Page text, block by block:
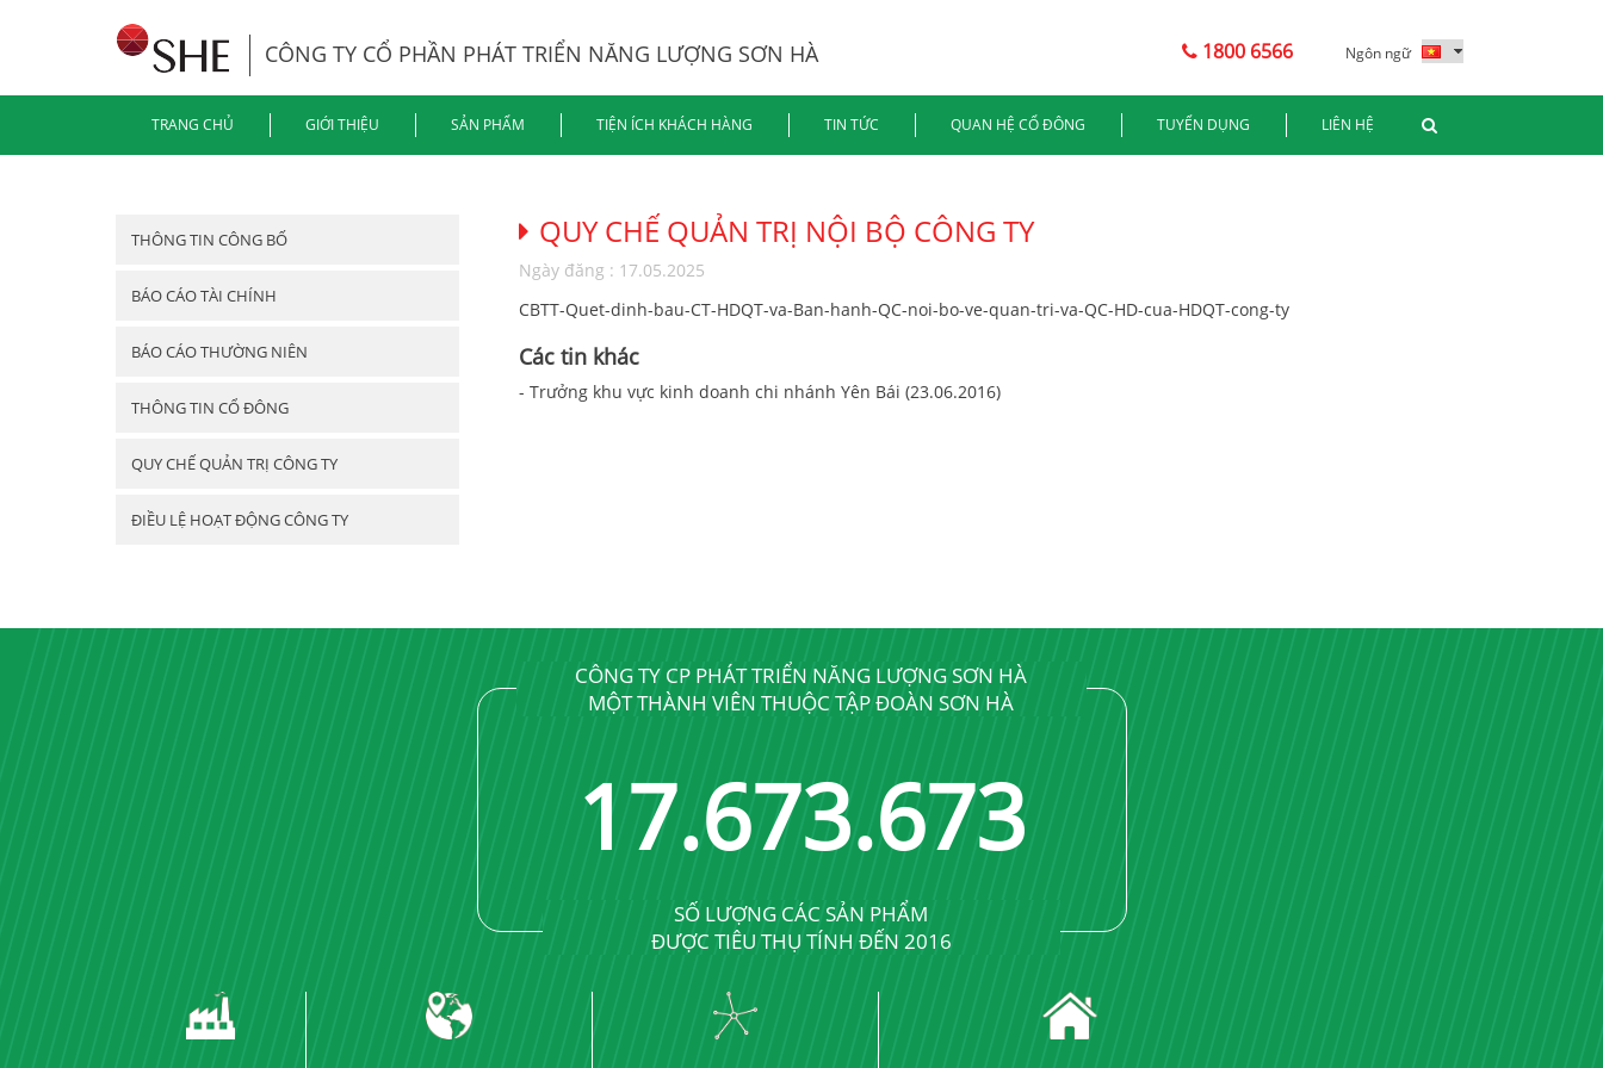
CÔNG TY CỔ PHẦN PHÁT TRIỂN NĂNG LƯỢNG SƠN HÀ 1800 6566 Ngôn ngữ
TRANG CHỦ GIỚI THIỆU SẢN PHẨM TIỆN ÍCH KHÁCH HÀNG TIN TỨC QUAN HỆ CỔ ĐÔNG TUYỂN DỤNG LIÊN HỆ
THÔNG TIN CÔNG BỐ
BÁO CÁO TÀI CHÍNH
BÁO CÁO THƯỜNG NIÊN
THÔNG TIN CỔ ĐÔNG
QUY CHẾ QUẢN TRỊ CÔNG TY
ĐIỀU LỆ HOẠT ĐỘNG CÔNG TY
QUY CHẾ QUẢN TRỊ NỘI BỘ CÔNG TY
Ngày đăng : 17.05.2025
CBTT-Quet-dinh-bau-CT-HDQT-va-Ban-hanh-QC-noi-bo-ve-quan-tri-va-QC-HD-cua-HDQT-cong-ty
Các tin khác
- Trưởng khu vực kinh doanh chi nhánh Yên Bái (23.06.2016)
CÔNG TY CP PHÁT TRIỂN NĂNG LƯỢNG SƠN HÀ
MỘT THÀNH VIÊN THUỘC TẬP ĐOÀN SƠN HÀ
17.689.689
SỐ LƯỢNG CÁC SẢN PHẨM
ĐƯỢC TIÊU THỤ TÍNH ĐẾN 2016